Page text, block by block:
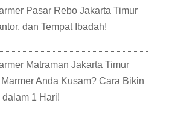
Pasar Rebo Jakarta Timur
dan Tempat Ibadah!
Matraman Jakarta Timur
Anda Kusam? Cara Bikin
1 Hari!